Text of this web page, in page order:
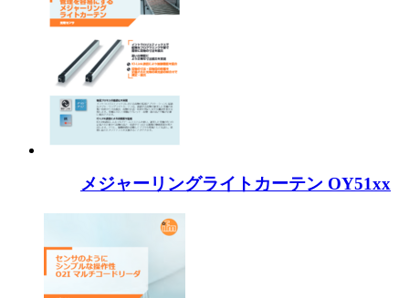
メジャーリングライトカーテン OY51xx